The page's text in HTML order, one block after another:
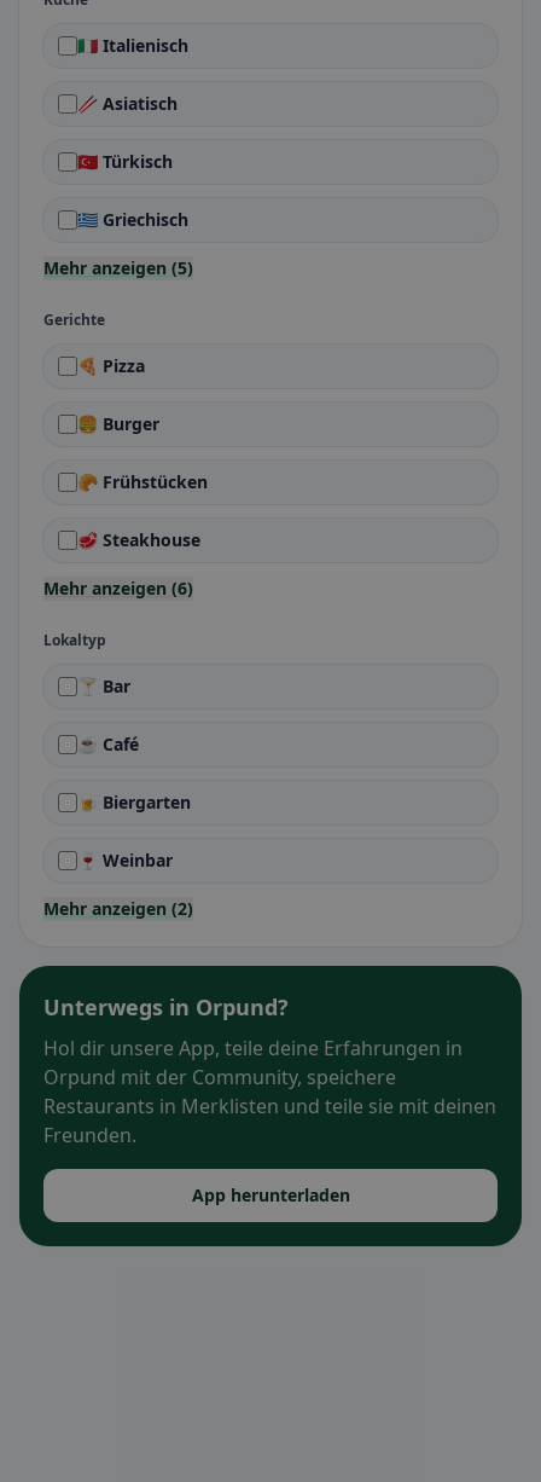
🇮🇹 Italienisch
🥢 Asiatisch
🇹🇷 Türkisch
🇬🇷 Griechisch
Mehr anzeigen (5)
Gerichte
🍕 Pizza
🍔 Burger
🥐 Frühstücken
🥩 Steakhouse
Mehr anzeigen (6)
Lokaltyp
🍸 Bar
☕ Café
🍺 Biergarten
🍷 Weinbar
Mehr anzeigen (2)
Unterwegs in Orpund?
Hol dir unsere App, teile deine Erfahrungen in
Orpund mit der Community, speichere
Restaurants in Merklisten und teile sie mit deinen
Freunden.
App herunterladen